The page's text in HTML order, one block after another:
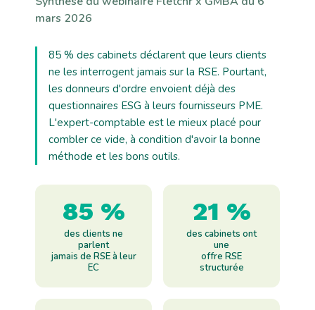
mars 2026
85 % des cabinets déclarent que leurs clients
ne les interrogent jamais sur la RSE. Pourtant,
les donneurs d'ordre envoient déjà des
questionnaires ESG à leurs fournisseurs PME.
L'expert-comptable est le mieux placé pour
combler ce vide, à condition d'avoir la bonne
méthode et les bons outils.
85 %
des clients ne
parlent
jamais de RSE à leur
EC
21 %
des cabinets ont
une
offre RSE
structurée